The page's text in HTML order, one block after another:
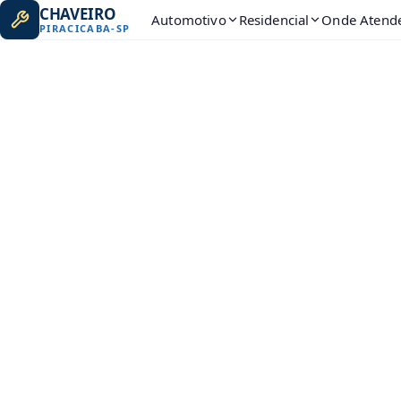
CHAVEIRO
PIRACICABA-SP Automotivo Residencial Onde